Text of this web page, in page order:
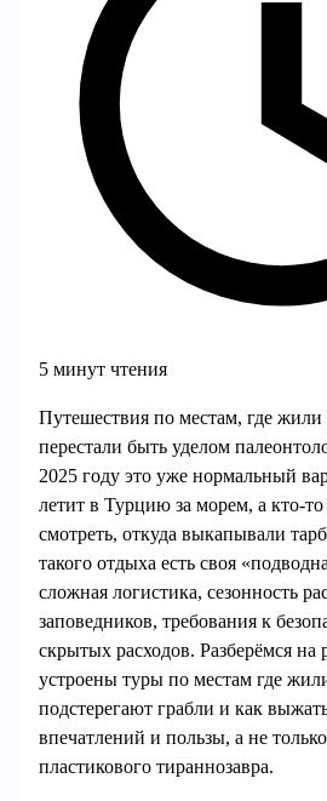
5 минут чтения
Путешествия по местам, где
перестали быть уделом
2025 году это уже нормальный
летит в Турцию за морем, а
смотреть, откуда выкапывали
такого отдыха есть своя
сложная логистика, сезонность
заповедников, требования к
скрытых расходов. Разберёмся на
устроены туры по местам где
подстерегают грабли и как
впечатлений и пользы, а не
пластикового тираннозавра.